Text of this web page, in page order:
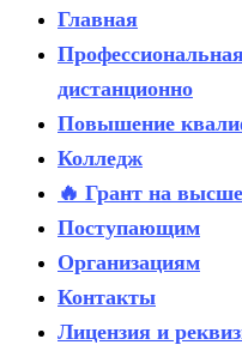
Главная
дистанционно
Повышение
Колледж
🔥 Грант на
Поступающим
Организациям
Контакты
Лицензия и